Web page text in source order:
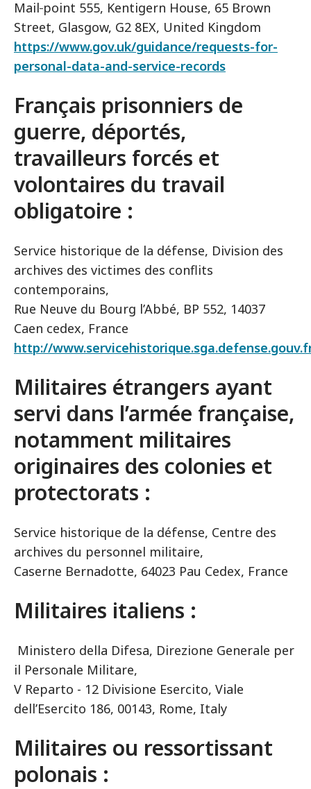
Mail point 555, Kentigern House, 65 Brown
Street, Glasgow, G2 8EX, United Kingdom
https://www.gov.uk/guidance/requests-for-
personal-data-and-service-records
Français prisonniers de
guerre, déportés,
travailleurs forcés et
volontaires du travail
obligatoire :
Service historique de la défense, Division des
archives des victimes des conflits
contemporains,
Rue Neuve du Bourg l’Abbé, BP 552, 14037
Caen cedex, France
http://
Militaires étrangers ayant
servi dans l’armée française,
notamment militaires
originaires des colonies et
protectorats :
Service historique de la défense, Centre des
archives du personnel militaire,
Caserne Bernadotte, 64023 Pau Cedex, France
Militaires italiens :
Ministero della Difesa, Direzione Generale per
il Personale Militare,
V Reparto - 12 Divisione Esercito, Viale
dell’Esercito 186, 00143, Rome, Italy
Militaires ou ressortissant
polonais :